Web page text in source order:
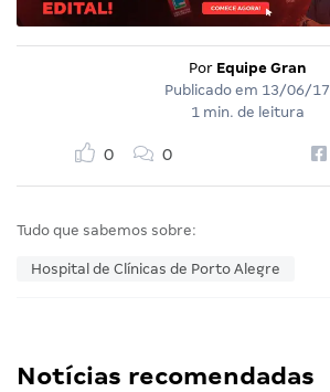
Por Equipe Gran
Publicado em 13/06/17
1 min. de leitura
0 0
Tudo que sabemos sobre:
Hospital de Clínicas de Porto Alegre
Notícias recomendadas